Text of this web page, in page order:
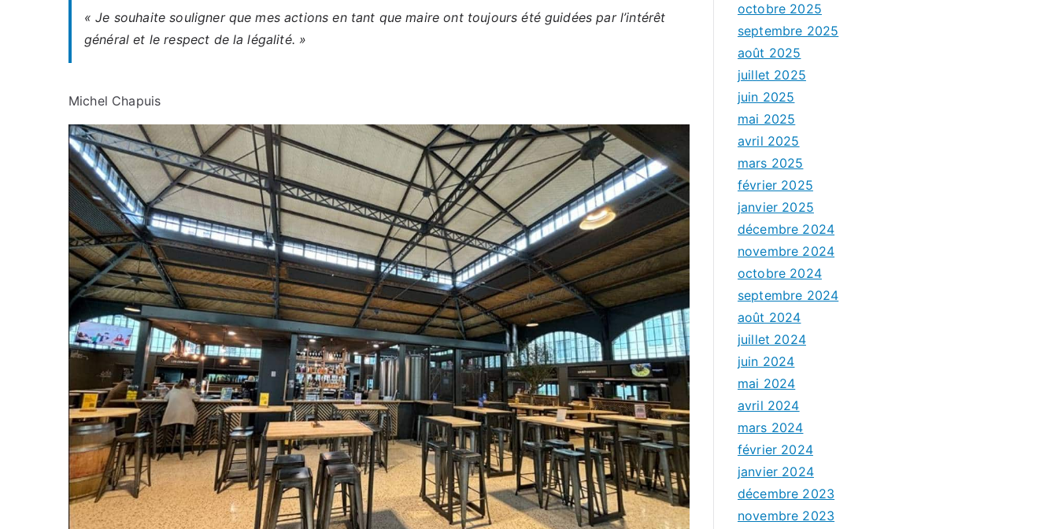
« Je souhaite souligner que mes actions en tant que maire ont toujours été guidées par l’intérêt
général et le respect de la légalité. »
Michel Chapuis
octobre 2025
septembre 2025
août 2025
juillet 2025
juin 2025
mai 2025
avril 2025
mars 2025
février 2025
janvier 2025
décembre 2024
novembre 2024
octobre 2024
septembre 2024
août 2024
juillet 2024
juin 2024
mai 2024
avril 2024
mars 2024
février 2024
janvier 2024
décembre 2023
novembre 2023